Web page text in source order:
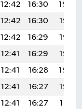
12:42 16:30
19:39
12:42 16:30
19:38
12:42 16:29
19:36
12:41 16:29
19:35
12:41 16:28
19:34
12:41 16:27
19:32
12:41 16:27
19:31